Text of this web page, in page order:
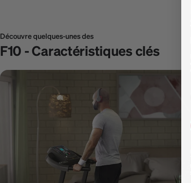
Découvre quelques-unes des
F10 - Caractéristiques clés